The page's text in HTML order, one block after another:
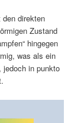
den direkten
Zustand
hingegen
was als ein
jedoch in punkto